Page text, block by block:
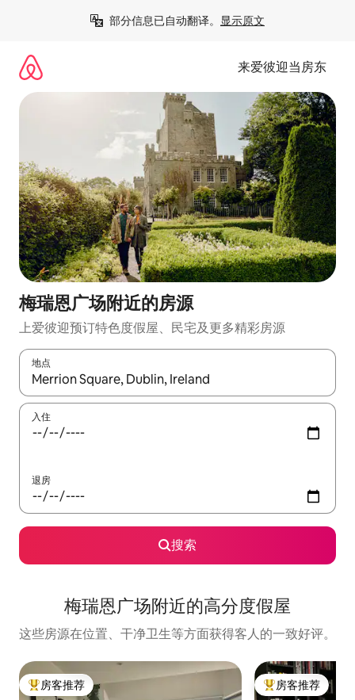
部分信息已自动翻译。 显示原文
来爱彼迎当房东
梅瑞恩广场附近的房源
上爱彼迎预订特色度假屋、民宅及更多精彩房源
地点
如有搜索结果，请使用上下方向键查看，或通过点击或滑动手势
入住
退房
搜索
梅瑞恩广场附近的高分度假屋
这些房源在位置、干净卫生等方面获得客人的一致好评。
热门「房客推荐」
房客推荐 热门「房客推荐」
房客推荐